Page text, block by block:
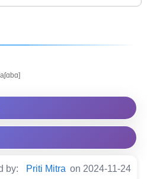
aʃɑbɑ]
by: Priti Mitra on 2024-11-24